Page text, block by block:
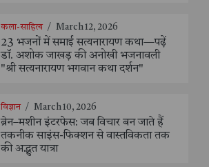
कला-साहित्य / March 12, 2026
23 भजनों में समाई सत्यनारायण कथा—पढ़ें
डॉ. अशोक जाखड़ की अनोखी भजनावली
"श्री सत्यनारायण भगवान कथा दर्शन"
विज्ञान / March 10, 2026
ब्रेन–मशीन इंटरफेस: जब विचार बन जाते हैं
तकनीक साइंस-फिक्शन से वास्तविकता तक
की अद्भुत यात्रा